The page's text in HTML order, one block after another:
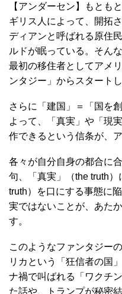
【アンダーセン】もとも
ギリス人によって、開拓
ディアンと呼ばれる原住
ルドが眠っている。そん
最初の移住者としてアメ
ンタジー」からスタート
さらに「建国」＝「国を
よって、「真実」や「現
作できるという信条が、
各々が自分自身の都合に
句、「真実」（the truth
truth）を口にする事態に
実ではないことが、あた
す。
このようなファンタジー
リカという「狂信者の国
ナ禍で叫ばれる「ワクチ
た話や、トランプが秘密